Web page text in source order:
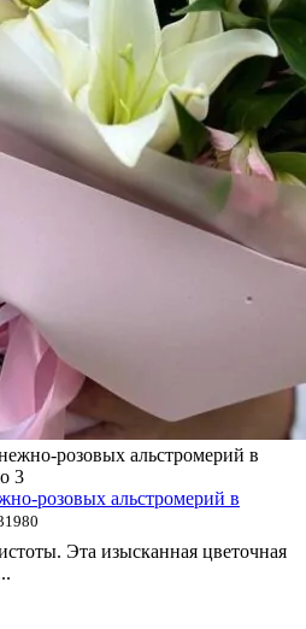
розовых альстромерий в
Эта изысканная цветочная